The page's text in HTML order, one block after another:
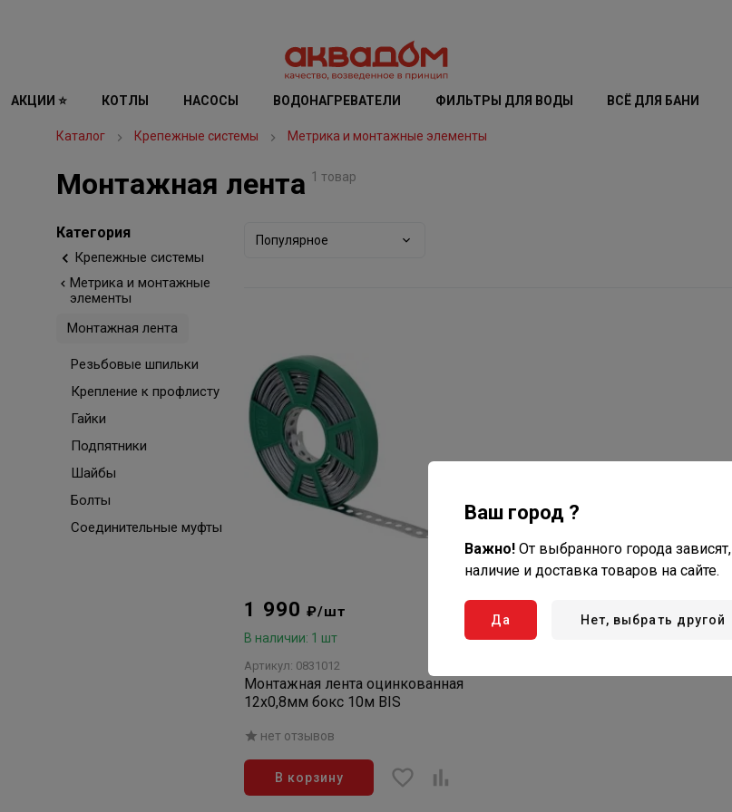
АКЦИИ ⭐ КОТЛЫ НАСОСЫ ВОДОНАГРЕВАТЕЛИ ФИЛЬТРЫ ДЛЯ ВОДЫ ВСЁ ДЛЯ БАНИ
Каталог Крепежные системы Метрика и монтажные элементы
Монтажная лента 1 товар
Категория
Крепежные системы
Метрика и монтажные
элементы
Монтажная лента
Резьбовые шпильки
Крепление к профлисту
Гайки
Подпятники
Шайбы
Болты
Соединительные муфты
Популярное
1 990 ₽/шт
В наличии: 1 шт
Артикул: 0831012
Монтажная лента оцинкованная
12х0,8мм бокс 10м BIS
нет отзывов
В корзину
Ваш город ?
Важно! От выбранного города зависят,
наличие и доставка товаров на сайте.
Да Нет, выбрать другой